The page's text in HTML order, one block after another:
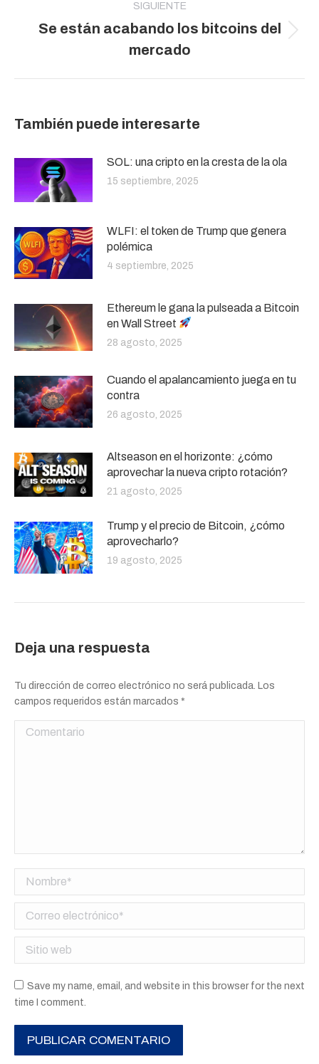
SIGUIENTE
Publicación
siguiente:
Se están acabando los bitcoins del
mercado
También puede interesarte
SOL: una cripto en la cresta de la ola
15 septiembre, 2025
WLFI: el token de Trump que genera
polémica
4 septiembre, 2025
Ethereum le gana la pulseada a Bitcoin
en Wall Street
28 agosto, 2025
Cuando el apalancamiento juega en tu
contra
26 agosto, 2025
Altseason en el horizonte: ¿cómo
aprovechar la nueva cripto rotación?
21 agosto, 2025
Trump y el precio de Bitcoin, ¿cómo
aprovecharlo?
19 agosto, 2025
Deja una respuesta
Tu dirección de correo electrónico no será publicada. Los
campos requeridos están marcados *
Comentario
Nombre *
Correo electrónico *
Sitio web
Save my name, email, and website in this browser for the next
time I comment.
PUBLICAR COMENTARIO